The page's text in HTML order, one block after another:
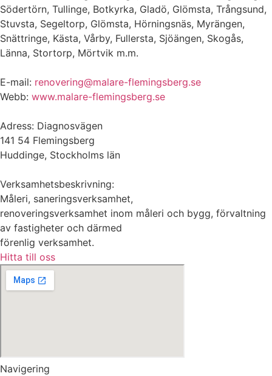
Södertörn, Tullinge, Botkyrka, Gladö, Glömsta, Trångsund,
Stuvsta, Segeltorp, Glömsta, Hörningsnäs, Myrängen,
Snättringe, Kästa, Vårby, Fullersta, Sjöängen, Skogås,
Länna, Stortorp, Mörtvik m.m.
E-mail: renovering@malare-flemingsberg.se
Webb: www.malare-flemingsberg.se
Adress: Diagnosvägen
141 54 Flemingsberg
Huddinge, Stockholms län
Verksamhetsbeskrivning:
Måleri, saneringsverksamhet,
renoveringsverksamhet inom måleri och bygg, förvaltning
av fastigheter och därmed
förenlig verksamhet.
Hitta till oss
Navigering